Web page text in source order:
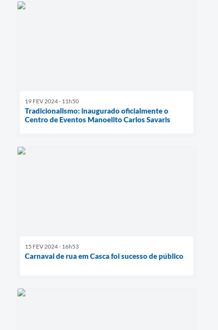
19 FEV 2024 - 11h50
Tradicionalismo: inaugurado oficialmente o
Centro de Eventos Manoelito Carlos Savaris
15 FEV 2024 - 16h53
Carnaval de rua em Casca foi sucesso de público